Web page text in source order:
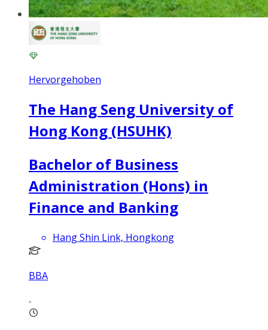
Hervorgehoben
The Hang Seng University of
Hong Kong (HSUHK)
Bachelor of Business
Administration (Hons) in
Finance and Banking
Hang Shin Link, Hongkong
BBA